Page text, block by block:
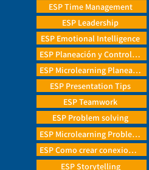
ESP Time Management
ESP Leadership
ESP Emotional Intelligence
ESP Planeación y Control de Proyectos Básico
ESP Microlearning Planeación y Control de Proyectos Básico
ESP Presentation Tips
ESP Teamwork
ESP Problem solving
ESP Microlearning Problem solving
ESP Como crear conexiones de valor
ESP Storytelling